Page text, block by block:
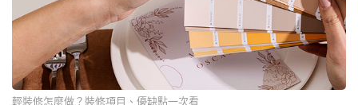
輕裝修怎麼做？裝修項目、優缺點一次看